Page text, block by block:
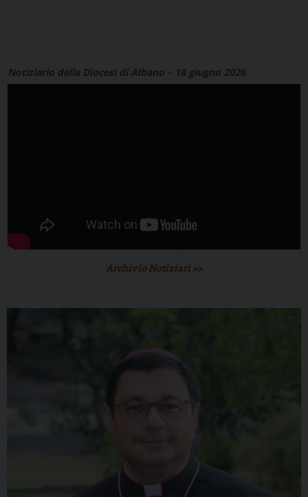
Notiziario della Diocesi di Albano – 18 giugno 2026
Archivio Notiziari >>